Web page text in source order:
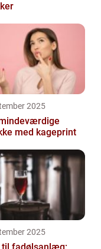
2025
med kageprint
2025